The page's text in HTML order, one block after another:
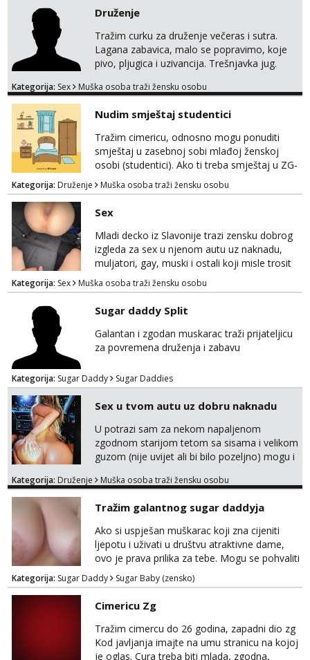
Druženje
Tražim curku za druženje večeras i sutra.
Lagana zabavica, malo se popravimo, koje
pivo, pljugica i uzivancija. Trešnjavka jug.
thing of the past We're jammin' And I hope
Kategorija: Sex Muška osoba traži žensku osobu
Nudim smještaj studentici
Tražim cimericu, odnosno mogu ponuditi
smještaj u zasebnoj sobi mlađoj ženskoj
osobi (studentici). Ako ti treba smještaj u ZG-
u, a ne želiš plaćati sobu i tako malo uštedjeti,
javi se na mail.
Kategorija: Druženje Muška osoba traži žensku osobu
Sex
Mladi decko iz Slavonije trazi zensku dobrog
izgleda za sex u njenom autu uz naknadu,
muljatori, gay, muski i ostali koji misle trosit
vrijeme na pisanje mogu zaobic oglas, ako si
slavonije i zainteresirana da te punim negdje
u mraku u tvom autu javi se na whatsapp
porukom 098 199 1895.
Kategorija: Sex Muška osoba traži žensku osobu
Sugar daddy Split
Galantan i zgodan muskarac traži prijateljicu
za povremena druženja i zabavu
Kategorija: Sugar Daddy Sugar Daddies
Sex u tvom autu uz dobru naknadu
U potrazi sam za nekom napaljenom
zgodnom starijom tetom sa sisama i velikom
guzom (nije uvijet ali bi bilo pozeljno) mogu i
dobra zabava uz naknadu, trazim neku koja
negdje u mrak, prije seksa dobijes odmah na
ruke, molim samo ozbiljne da se javljaju one
koje se pale na seks po mracnim parkinzima,
sumarcima itd be...
Kategorija: Druženje Muška osoba traži žensku osobu
Tražim galantnog sugar daddyja
Ako si uspješan muškarac koji zna cijeniti
ljepotu i uživati u društvu atraktivne dame,
ovo je prava prilika za tebe. Mogu se pohvaliti
prekrasnim licem, dugom, njegovanom
kosom i fit figurom. Moje grudi su broj 4,a
guza je, bez lažne skromnosti, prava top
forma. Diskretno i opušteno druženje je moj
stil, bez dugačkih dopisivanja, putovanja ili
javnih pojavljivanja. Što nudim: - atraktivno i
ugo...
Kategorija: Sugar Daddy Sugar Baby (zensko)
Cimericu Zg
Tražim cimercu do 26 godina, zapadni dio zg
Kod javljanja imajte na umu stranicu na kojoj
je oglas. Cura treba biti mlada, zgodna,